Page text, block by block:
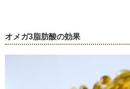
オメガ3脂肪酸の効果